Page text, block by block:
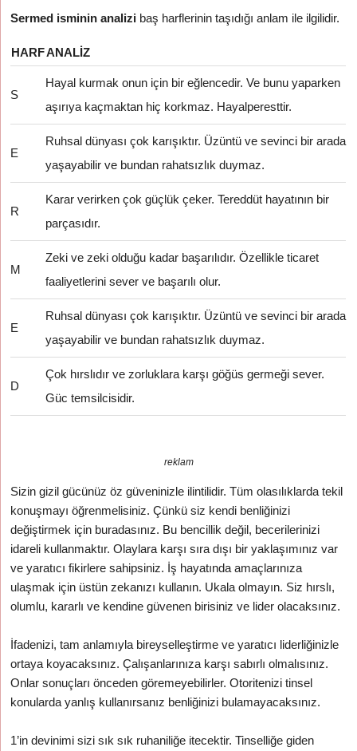
Sermed isminin analizi baş harflerinin taşıdığı anlam ile ilgilidir.
HARFANALIZ
S
Hayal kurmak onun için bir eğlencedir. Ve bunu yaparken
aşırıya kaçmaktan hiç korkmaz. Hayalperesttir.
E
Ruhsal dünyası çok karışıktır. Üzüntü ve sevinci bir arada
yaşayabilir ve bundan rahatsızlık duymaz.
R
Karar verirken çok güçlük çeker. Tereddüt hayatının bir
parçasıdır.
M
Zeki ve zeki olduğu kadar başarılıdır. Özellikle ticaret
faaliyetlerini sever ve başarılı olur.
E
Ruhsal dünyası çok karışıktır. Üzüntü ve sevinci bir arada
yaşayabilir ve bundan rahatsızlık duymaz.
D
Çok hırslıdır ve zorluklara karşı göğüs germeği sever.
Güc temsilcisidir.
reklam
Sizin gizil gücünüz öz güveninizle ilintilidir. Tüm olasılıklarda tekil
konuşmayı öğrenmelisiniz. Çünkü siz kendi benliğinizi
değiştirmek için buradasınız. Bu bencillik değil, becerilerinizi
idareli kullanmaktır. Olaylara karşı sıra dışı bir yaklaşımınız var
ve yaratıcı fikirlere sahipsiniz. İş hayatında amaçlarınıza
ulaşmak için üstün zekanızı kullanın. Ukala olmayın. Siz hırslı,
olumlu, kararlı ve kendine güvenen birisiniz ve lider olacaksınız.
İfadenizi, tam anlamıyla bireyselleştirme ve yaratıcı liderliğinizle
ortaya koyacaksınız. Çalışanlarınıza karşı sabırlı olmalısınız.
Onlar sonuçları önceden göremeyebilirler. Otoritenizi tinsel
konularda yanlış kullanırsanız benliğinizi bulamayacaksınız.
1’in devinimi sizi sık sık ruhaniliğe itecektir. Tinselliğe giden